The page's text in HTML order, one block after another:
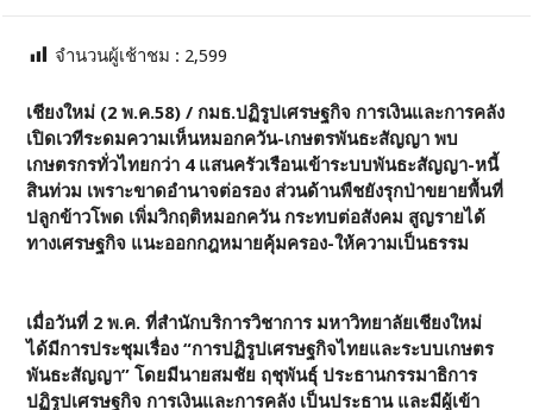
จำนวนผู้เช้าชม : 2,599
เชียงใหม่ (2 พ.ค.58) / กมธ.ปฏิรูปเศรษฐกิจ การเงินและการคลัง
เปิดเวทีระดมความเห็นหมอกควัน-เกษตรพันธะสัญญา พบ
เกษตรกรทั่วไทยกว่า 4 แสนครัวเรือนเข้าระบบพันธะสัญญา-หนี้
สินท่วม เพราะขาดอำนาจต่อรอง ส่วนด้านพืชยังรุกป่าขยายพื้นที่
ปลูกข้าวโพด เพิ่มวิกฤติหมอกควัน กระทบต่อสังคม สูญรายได้
ทางเศรษฐกิจ แนะออกกฎหมายคุ้มครอง-ให้ความเป็นธรรม
เมื่อวันที่ 2 พ.ค. ที่สำนักบริการวิชาการ มหาวิทยาลัยเชียงใหม่
ได้มีการประชุมเรื่อง “การปฏิรูปเศรษฐกิจไทยและระบบเกษตร
พันธะสัญญา” โดยมีนายสมชัย ฤชุพันธุ์ ประธานกรรมาธิการ
ปฏิรูปเศรษฐกิจ การเงินและการคลัง เป็นประธาน และมีผู้เข้า